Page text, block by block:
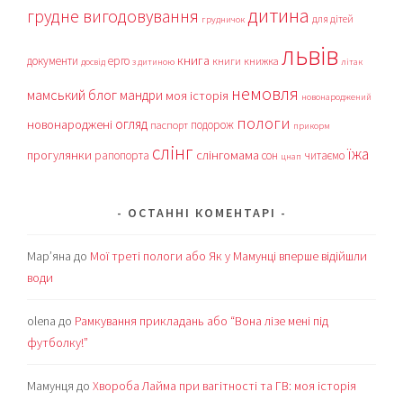
грудне вигодовування грудничок дитина для дітей
документи досвід ерго з дитиною книга книги книжка львів літак
мамський блог мандри моя історія немовля новонароджений
новонароджені огляд паспорт подорож пологи прикорм
прогулянки рапопорта слінг слінгомама сон цнап читаємоїжа
ОСТАННІ КОМЕНТАРІ
Мар’яна до Мої треті пологи або Як у Мамунці вперше відійшли
води
olena до Рамкування прикладань або “Вона лізе мені під
футболку!”
Мамунця доХвороба Лайма при вагітності та ГВ: моя історія